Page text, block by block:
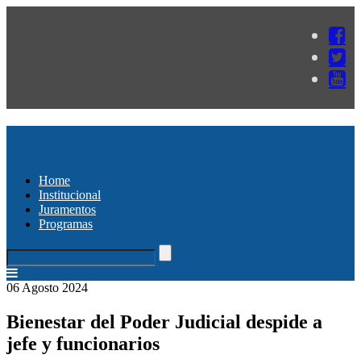
Home
Institucional
Juramentos
Programas
06 Agosto 2024
Bienestar del Poder Judicial despide a
jefe y funcionarios